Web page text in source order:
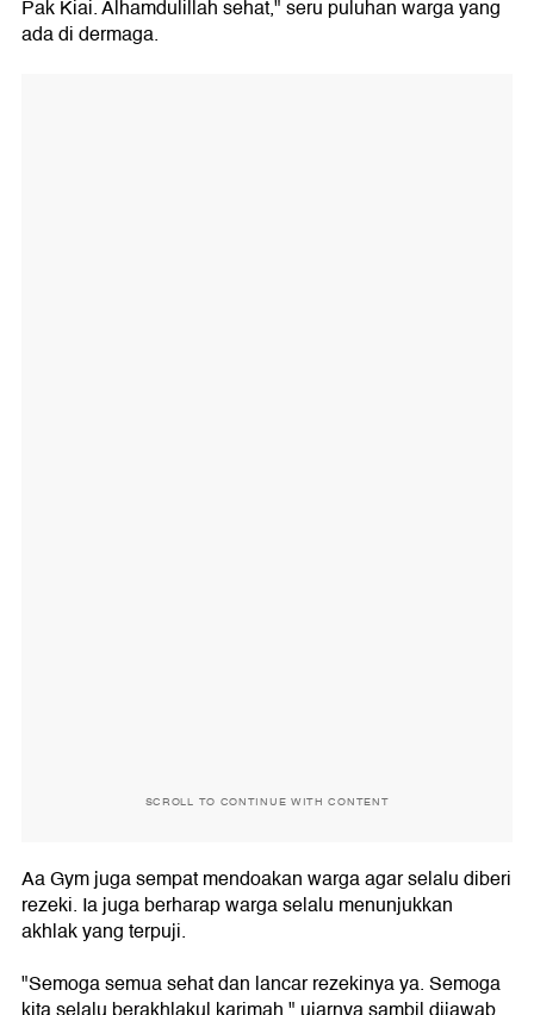
Pak Kiai. Alhamdulillah sehat," seru puluhan warga yang
ada di dermaga.
SCROLL TO CONTINUE WITH CONTENT
Aa Gym juga sempat mendoakan warga agar selalu diberi
rezeki. Ia juga berharap warga selalu menunjukkan
akhlak yang terpuji.
"Semoga semua sehat dan lancar rezekinya ya. Semoga